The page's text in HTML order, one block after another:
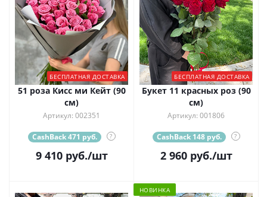
БЕСПЛАТНАЯ ДОСТАВКА
51 роза Кисс ми Кейт (90
см)
Артикул: 002351
CashBack 471 руб. ?
9 410руб./шт
БЕСПЛАТНАЯ ДОСТАВКА
Букет 11 красных роз (90
см)
Артикул: 001806
CashBack 148 руб. ?
2 960руб./шт
НОВИНКА